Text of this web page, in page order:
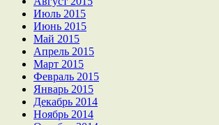
Июль 2015
Июнь 2015
Май 2015
Апрель 2015
Март 2015
Февраль 2015
Январь 2015
Декабрь 2014
Ноябрь 2014